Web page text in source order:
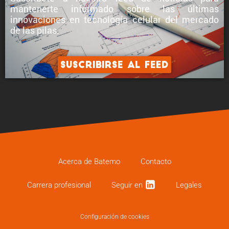
mantenerte informado sobrelas últimas
innovaciones en tecnología celulardel mercado
de las pilas.
Suscribirse al feed
Acerca de Batemo Contacto
Carrera profe­sional Seguir en Legales
Configuración de cookies